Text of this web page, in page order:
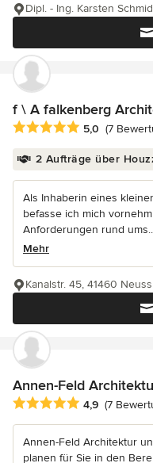
Dipl. - Ing. Karsten
f \ A falkenberg
Durchschnittliche
5,0 (7
2 Aufträge über
Als Inhaberin eines
befasse ich mich
Anforderungen rund
Mehr
Kanalstr. 45, 41460 Neuss
Annen-Feld
Durchschnittliche
4,9 (7
Annen-Feld Architektur
planen für Sie in den